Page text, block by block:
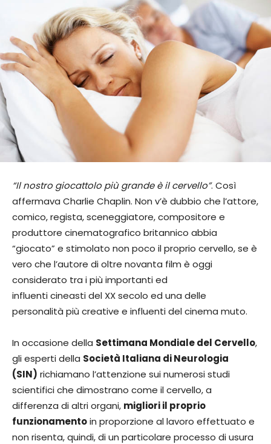
“Il nostro giocattolo più grande è il cervello”. Così
affermava Charlie Chaplin. Non v’è dubbio che l’attore,
comico, regista, sceneggiatore, compositore e
produttore cinematografico britannico abbia
“giocato” e stimolato non poco il proprio cervello, se è
vero che l’autore di oltre novanta film è oggi
considerato tra i più importanti ed
influenti cineasti del XX secolo ed una delle
personalità più creative e influenti del cinema muto.
In occasione della Settimana Mondiale del Cervello,
gli esperti della Società Italiana di Neurologia
(SIN) richiamano l’attenzione sui numerosi studi
scientifici che dimostrano come il cervello, a
differenza di altri organi, migliori il proprio
funzionamentoin proporzione al lavoro effettuato e
non risenta, quindi, di un particolare processo di usura